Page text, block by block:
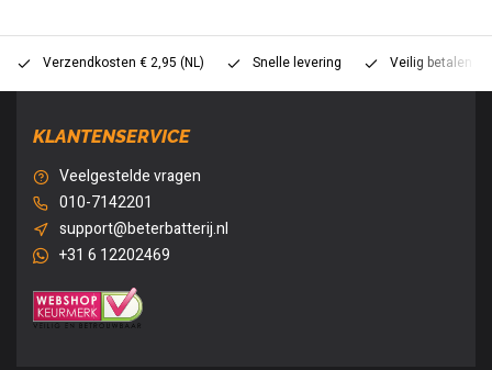
Verzendkosten € 2,95 (NL) Snelle levering Veilig betalen
KLANTENSERVICE
Veelgestelde vragen
010-7142201
support@beterbatterij.nl
+31 6 12202469